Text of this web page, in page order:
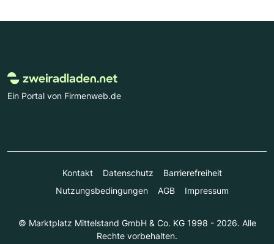
Ein Portal von Firmenweb.de
Kontakt Datenschutz
Barrierefreiheit
Nutzungsbedingungen
AGB Impressum
© Marktplatz Mittelstand GmbH & Co. KG 1998 - 2026. Alle
Rechte vorbehalten.